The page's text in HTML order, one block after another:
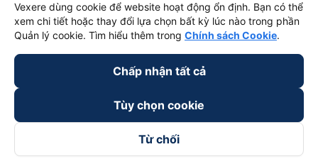
Vexere dùng cookie để website hoạt động ổn định. Bạn có thể
xem chi tiết hoặc thay đổi lựa chọn bất kỳ lúc nào trong phần
Quản lý cookie. Tìm hiểu thêm trong Chính sách Cookie.
Chấp nhận tất cả
Tùy chọn cookie
Từ chối